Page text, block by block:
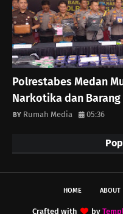
Polrestabes Medan
Narkotika dan
Rumah Media 05:36
HOME ABOUT
Crafted with by